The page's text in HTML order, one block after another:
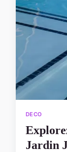
DECO
Jardin